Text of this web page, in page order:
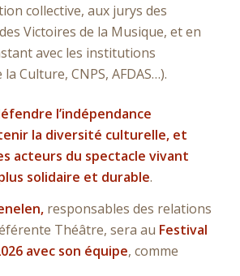
collective, aux jurys des
Victoires de la Musique, et en
avec les institutions
Culture, CNPS, AFDAS…).
l’indépendance
la diversité culturelle, et
acteurs du spectacle vivant
solidaire et durable.
responsables des relations
Théâtre, sera au Festival
avec son équipe, comme